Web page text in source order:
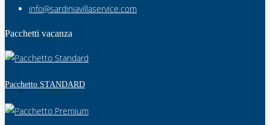
Contatti
English
info@sardiniavillaservice.com
Pacchetti vacanza
Pacchetto STANDARD